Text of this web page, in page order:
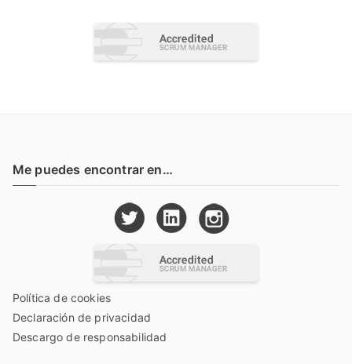
Me puedes encontrar en…
Política de cookies
Declaración de privacidad
Descargo de responsabilidad